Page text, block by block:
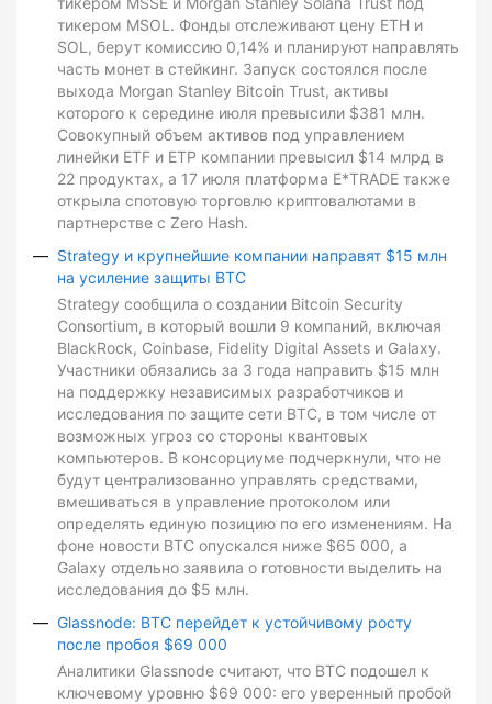
тикером MSOL. Фонды отслеживают цену ETH и
SOL, берут комиссию 0,14% и планируют направлять
часть монет в стейкинг. Запуск состоялся после
выхода Morgan Stanley Bitcoin Trust, активы
которого к середине июля превысили $381 млн.
Совокупный объем активов под управлением
линейки ETF и ETP компании превысил $14 млрд в
22 продуктах, а 17 июля платформа E*TRADE также
открыла спотовую торговлю криптовалютами в
партнерстве с Zero Hash.
Strategy и крупнейшие компании направят $15 млн
на усиление защиты BTC
Strategy сообщила о создании Bitcoin Security
Consortium, в который вошли 9 компаний, включая
BlackRock, Coinbase, Fidelity Digital Assets и Galaxy.
Участники обязались за 3 года направить $15 млн
на поддержку независимых разработчиков и
исследования по защите сети BTC, в том числе от
возможных угроз со стороны квантовых
компьютеров. В консорциуме подчеркнули, что не
будут централизованно управлять средствами,
вмешиваться в управление протоколом или
определять единую позицию по его изменениям. На
фоне новости BTC опускался ниже $65 000, а
Galaxy отдельно заявила о готовности выделить на
исследования до $5 млн.
Glassnode: BTC перейдет к устойчивому росту
после пробоя $69 000
Аналитики Glassnode считают, что BTC подошел к
ключевому уровню $69 000: его уверенный пробой